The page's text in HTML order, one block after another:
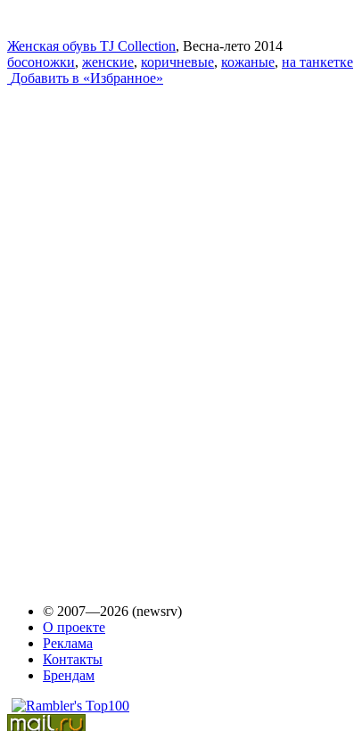
Женская обувь TJ Collection, Весна-лето 2014
босоножки, женские, коричневые, кожаные, на танкетке
Добавить в «Избранное»
© 2007—2026 (newsrv)
О проекте
Реклама
Контакты
Брендам